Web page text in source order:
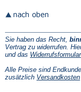
Sie haben das Recht,
Vertrag zu widerrufen.
und das Widerrufsformular
Alle Preise sind
zusätzlich Versandkosten